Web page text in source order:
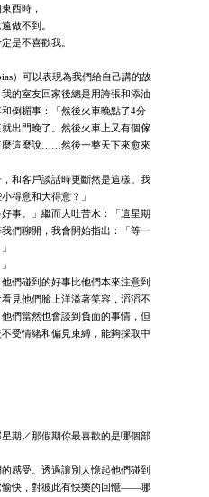
西時，
做不到。
是不喜歡我。
）可以表現為我們給自己講的故
的室友回家後總是用誇張和添油
倒楣事：「然後火車晚點了4分
出門晚了。然後火車上又有個傢
這麼說……然後一整天下來愈來
和客戶談話時更斷然是這樣。我
得意和大得意？」
事。」繼而大吐苦水：「這星期
們聊開，我會開始指出：「等一
們碰到的好事比他們本來注意到
見他們臉上洋溢著笑容，滔滔不
們當然也會談到負面的事情，但
受情緒和偏見束縛，能夠採取中
期／那假期你最喜歡的是哪個部
感受。透過讓別人憶起他們碰到
愉快，對彼此有快樂的回憶——哪